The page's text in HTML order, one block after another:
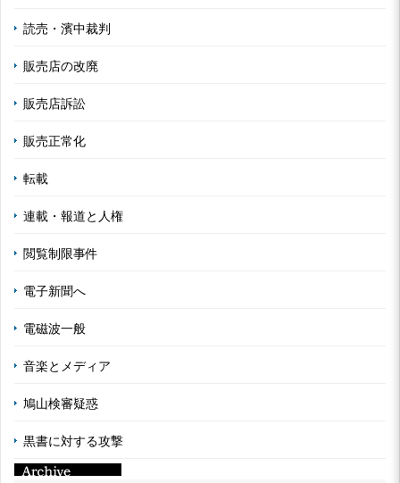
読売・濱中裁判
販売店の改廃
販売店訴訟
販売正常化
転載
連載・報道と人権
閲覧制限事件
電子新聞へ
電磁波一般
音楽とメディア
鳩山検審疑惑
黒書に対する攻撃